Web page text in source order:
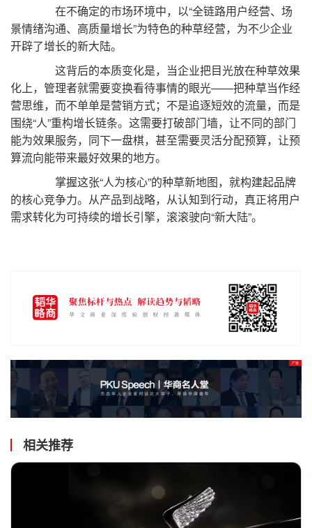
在不确定的市场环境中，以“全链路用户经营、场
景情绪沟通、高质量增长”为特色的种草经营，为不少企业
开辟了增长的新大陆。
这背后的本质变化是，当企业把目光放在种草效果
化上，管理者就需要变换看待事情的眼光——把种草当作经
营思维，而不单单是营销方式；不是追逐短效的流量，而是
围绕“人”重构增长链条。这需要打破部门墙，让不同的部门
能为效果服务，同下一盘棋，甚至需要灵活分配预算，让预
算流向能带来最好效果的地方。
掌握这张“人为核心”的种草新地图，就构建起品牌
的核心竞争力。从产品到战略，从认知到行动，真正将用户
需求转化为可持续的增长引擎，滚滚驶向“新大陆”。
相关推荐